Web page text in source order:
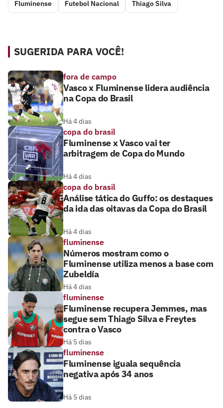
Fluminense Futebol Nacional Thiago Silva
SUGERIDA PARA VOCÊ!
fora de campo
Vasco x Fluminense lidera audiência
na Copa do Brasil
Há 4 dias
copa do brasil
Fluminense x Vasco vai ter
arbitragem de Copa do Mundo
Há 4 dias
copa do brasil
Análise tática do Guffo: os destaques
da ida das oitavas da Copa do Brasil
Há 4 dias
fluminense
Números mostram como o
Fluminense utiliza menos a base com
Zubeldía
Há 4 dias
fluminense
Fluminense recupera Jemmes, mas
segue sem Thiago Silva e Freytes
contra o Vasco
Há 5 dias
fluminense
Fluminense iguala sequência
negativa após 34 anos
Há 5 dias